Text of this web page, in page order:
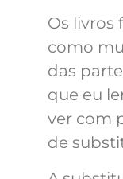
Os livros
como
das
que eu
ver com
de